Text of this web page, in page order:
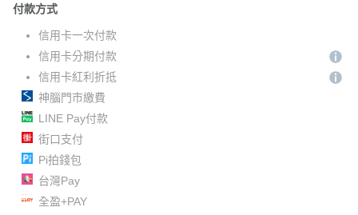
付款方式
信用卡一次付款
信用卡分期付款
信用卡紅利折抵
神腦門市繳費
LINE Pay付款
街口支付
Pi拍錢包
台灣Pay
全盈+PAY